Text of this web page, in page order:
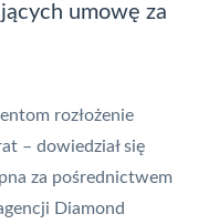
umowę za
rozłożenie
– dowiedział się
za pośrednictwem
Diamond